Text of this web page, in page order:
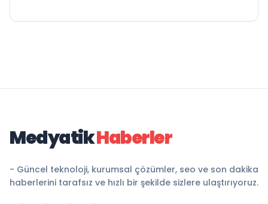
MedyatikHaberler
- Güncel teknoloji, kurumsal çözümler, seo ve son dakika
haberlerini tarafsız ve hızlı bir şekilde sizlere ulaştırıyoruz.